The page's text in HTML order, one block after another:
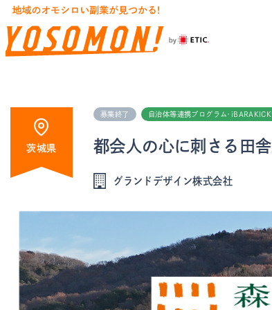
茨城県
募集終了 自治体等連携プログラム・iBARAKICK!
都会人の心に刺さる田
グランドデザイン株式会社